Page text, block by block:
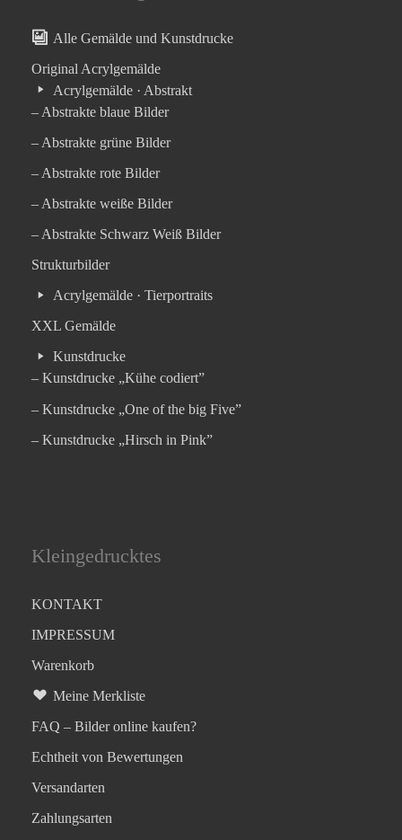
Alle Gemälde und Kunstdrucke
Original Acrylgemälde
Acrylgemälde · Abstrakt
– Abstrakte blaue Bilder
– Abstrakte grüne Bilder
– Abstrakte rote Bilder
– Abstrakte weiße Bilder
– Abstrakte Schwarz Weiß Bilder
Strukturbilder
Acrylgemälde · Tierportraits
XXL Gemälde
Kunstdrucke
– Kunstdrucke „Kühe codiert”
– Kunstdrucke „One of the big Five”
– Kunstdrucke „Hirsch in Pink”
Kleingedrucktes
KONTAKT
IMPRESSUM
Warenkorb
Meine Merkliste
FAQ – Bilder online kaufen?
Echtheit von Bewertungen
Versandarten
Zahlungsarten